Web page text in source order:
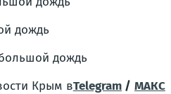
дождь
дождь
Крым вTelegram/МАКС